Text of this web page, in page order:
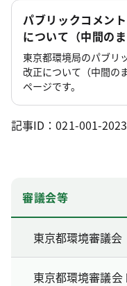
パブリックコメン
について（中間のま
東京都環境局のパブリ
改正について（中間の
ページです。
記事ID：021-001-
審議会等
東京都環境審議会
東京都環境審議会